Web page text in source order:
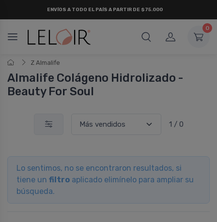
ENVÍOS A TODO EL PAÍS A PARTIR DE $75.000
0
Z Almalife
Almalife Colágeno Hidrolizado -
Beauty For Soul
1 / 0
Lo sentimos, no se encontraron resultados, si
tiene un filtro aplicado elimínelo para ampliar su
búsqueda.